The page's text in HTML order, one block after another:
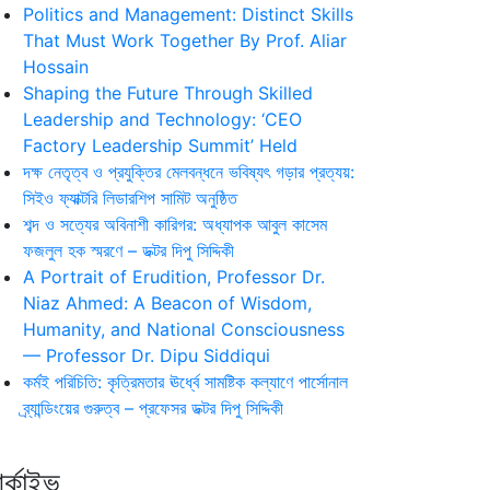
Politics and Management: Distinct Skills
That Must Work Together By Prof. Aliar
Hossain
Shaping the Future Through Skilled
Leadership and Technology: ‘CEO
Factory Leadership Summit’ Held
দক্ষ নেতৃত্ব ও প্রযুক্তির মেলবন্ধনে ভবিষ্যৎ গড়ার প্রত্যয়:
সিইও ফ্যাক্টরি লিডারশিপ সামিট অনুষ্ঠিত
শব্দ ও সত্যের অবিনাশী কারিগর: অধ্যাপক আবুল কাসেম
ফজলুল হক স্মরণে – ডক্টর দিপু সিদ্দিকী
A Portrait of Erudition, Professor Dr.
Niaz Ahmed: A Beacon of Wisdom,
Humanity, and National Consciousness
— Professor Dr. Dipu Siddiqui
কর্মই পরিচিতি: কৃত্রিমতার ঊর্ধ্বে সামষ্টিক কল্যাণে পার্সোনাল
ব্র্যান্ডিংয়ের গুরুত্ব – প্রফেসর ডক্টর দিপু সিদ্দিকী